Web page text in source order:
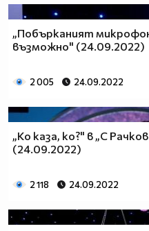
„Побърканият
възможно" (24.09.2022)
2 005 24.09.2022
„Ко каза, ко?" в „С
(24.09.2022)
2 118 24.09.2022